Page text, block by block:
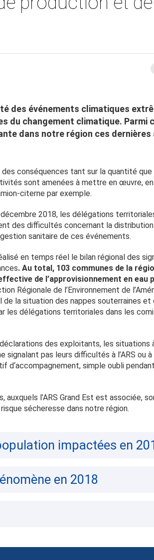
des événements climatiques
du changement climatique. Parmi
dans notre région ces dernières
des conséquences tant sur la quantité
sont amenées à mettre en œuvre,
citerne par exemple.
2018, les délégations
des difficultés concernant la
sanitaire de ces événements.
en temps réel le bilan régional des
. Au total, 103 communes de la
de l’approvisionnement en eau
Régionale de l’Environnement de
la situation des nappes souterraines et
les délégations territoriales dans les
des exploitants, les
signalant pas leurs difficultés à l’ARS ou
d‘accompagnement, simple oubli
auxquels l’ARS Grand Est est associée,
sécheresse dans notre région.
impactées en
en 2018